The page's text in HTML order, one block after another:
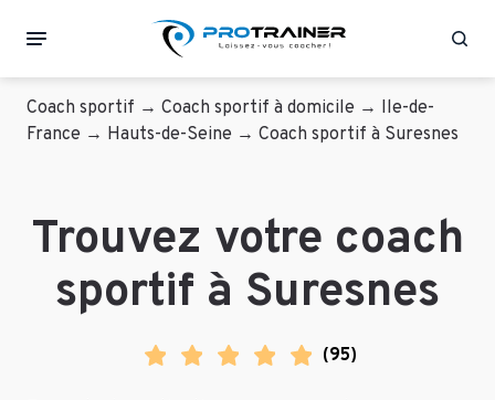
Coach sportif → Coach sportif à domicile → Ile-de-
France → Hauts-de-Seine → Coach sportif à Suresnes
Trouvez votre coach
sportif à Suresnes
(95)